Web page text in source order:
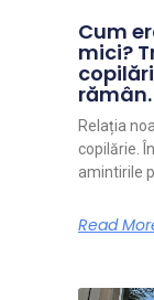
Cum
mici?
rămân.
Relația
copilărie.
amintirile
Read